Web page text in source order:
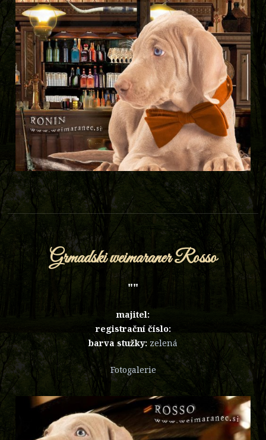
Grmadski weimaraner Rosso
""
majitel:
registrační číslo:
barva stužky: zelená
Fotogalerie